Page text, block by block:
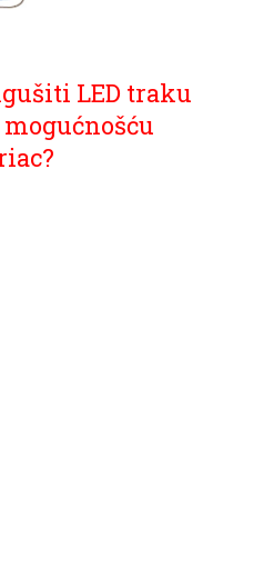
LED traku